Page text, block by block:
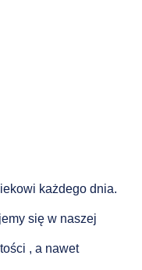
każdego dnia.
się w naszej
, a nawet